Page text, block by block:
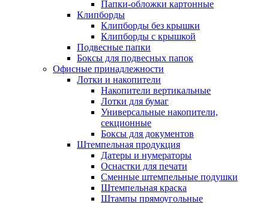
Папки-обложки картонные
Клипборды
Клипборды без крышки
Клипборды с крышкой
Подвесные папки
Боксы для подвесных папок
Офисные принадлежности
Лотки и накопители
Накопители вертикальные
Лотки для бумаг
Универсальные накопители,
секционные
Боксы для документов
Штемпельная продукция
Датеры и нумераторы
Оснастки для печати
Сменные штемпельные подушки
Штемпельная краска
Штампы прямоугольные